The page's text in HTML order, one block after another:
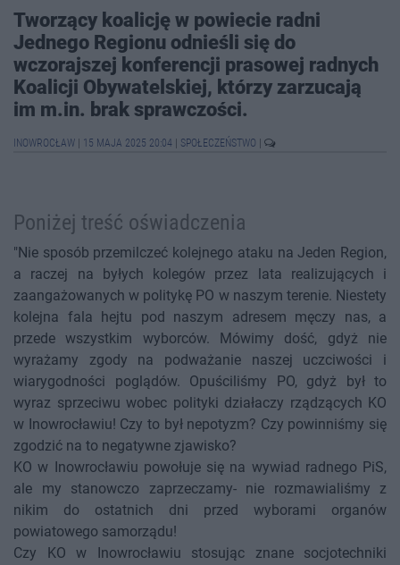
Tworzący koalicję w powiecie radni
Jednego Regionu odnieśli się do
wczorajszej konferencji prasowej radnych
Koalicji Obywatelskiej, którzy zarzucają
im m.in. brak sprawczości.
INOWROCŁAW 15 MAJA 2025 20:04 SPOŁECZEŃSTWO
Poniżej treść oświadczenia
"Nie sposób przemilczeć kolejnego ataku na Jeden Region,
a raczej na byłych kolegów przez lata realizujących i
zaangażowanych w politykę PO w naszym terenie. Niestety
kolejna fala hejtu pod naszym adresem męczy nas, a
przede wszystkim wyborców. Mówimy dość, gdyż nie
wyrażamy zgody na podważanie naszej uczciwości i
wiarygodności poglądów. Opuściliśmy PO, gdyż był to
wyraz sprzeciwu wobec polityki działaczy rządzących KO
w Inowrocławiu! Czy to był nepotyzm? Czy powinniśmy się
zgodzić na to negatywne zjawisko?
KO w Inowrocławiu powołuje się na wywiad radnego PiS,
ale my stanowczo zaprzeczamy- nie rozmawialiśmy z
nikim do ostatnich dni przed wyborami organów
powiatowego samorządu!
Czy KO w Inowrocławiu stosując znane socjotechniki